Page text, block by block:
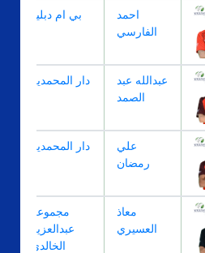
احمد
الفارسي
بي ام دبليو
عبدالله عبد
الصمد
دار المحمدية
علي
رمضان
دار المحمدية
معاذ
العسيري
مجموعة
عبدالعزيز
الخالدي